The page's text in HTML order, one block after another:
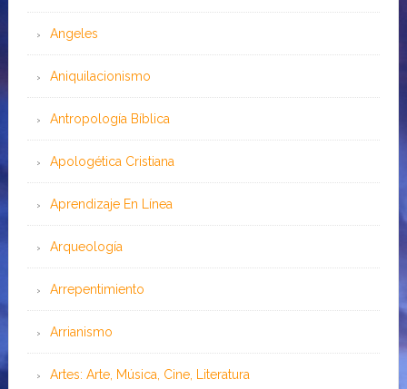
Angeles
Aniquilacionismo
Antropología Bíblica
Apologética Cristiana
Aprendizaje En Línea
Arqueología
Arrepentimiento
Arrianismo
Artes: Arte, Música, Cine, Literatura